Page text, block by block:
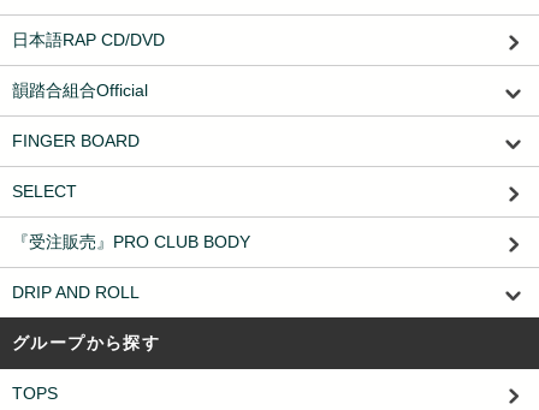
日本語RAP CD/DVD
韻踏合組合Official
FINGER BOARD
SELECT
『受注販売』PRO CLUB BODY
DRIP AND ROLL
グループから探す
TOPS